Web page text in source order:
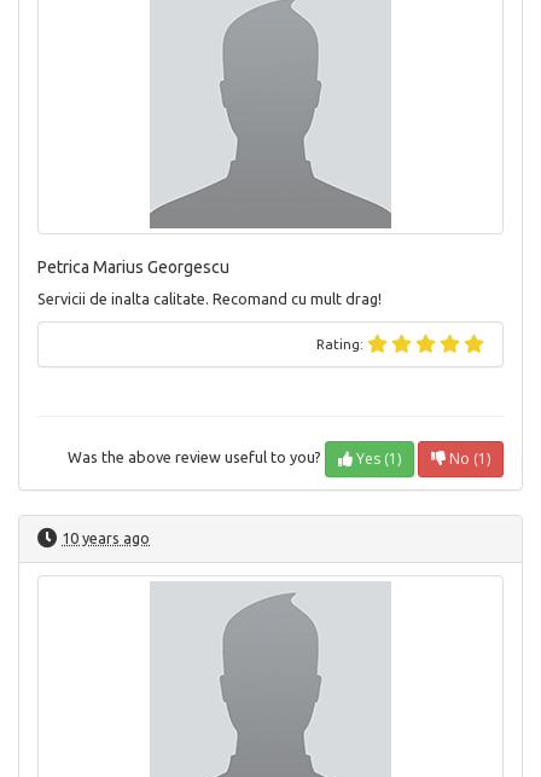
Petrica Marius Georgescu
Servicii de inalta calitate. Recomand cu mult drag!
Rating:
Was the above review useful to you? Yes (1) No (1)
10 years ago